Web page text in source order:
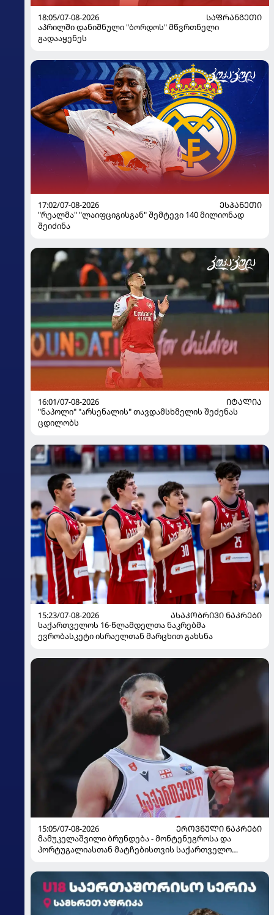
18:05/07-08-2026
ᲡᲐᲤᲠᲐᲜᲒᲔᲗᲘ
აპრილში დანიშნული "ბორდოს" მწვრთნელი
გადააყენეს
17:02/07-08-2026
ᲔᲡᲞᲐᲜᲔᲗᲘ
"რეალმა" "ლაიფციგისგან" შემტევი 140 მილიონად
შეიძინა
16:01/07-08-2026
ᲘᲢᲐᲚᲘᲐ
"ნაპოლი" "არსენალის" თავდამსხმელის შეძენას
ცდილობს
15:23/07-08-2026
ᲐᲡᲐᲙᲝᲑᲠᲘᲕᲘ ᲜᲐᲙᲠᲔᲑᲘ
საქართველოს 16-წლამდელთა ნაკრებმა
ევრობასკეტი ისრაელთან მარცხით გახსნა
15:05/07-08-2026
ᲔᲠᲝᲕᲜᲣᲚᲘ ᲜᲐᲙᲠᲔᲑᲘ
მამუკელაშვილი ბრუნდება - მონტენეგროსა და
პორტუგალიასთან მატჩებისთვის საქართველო